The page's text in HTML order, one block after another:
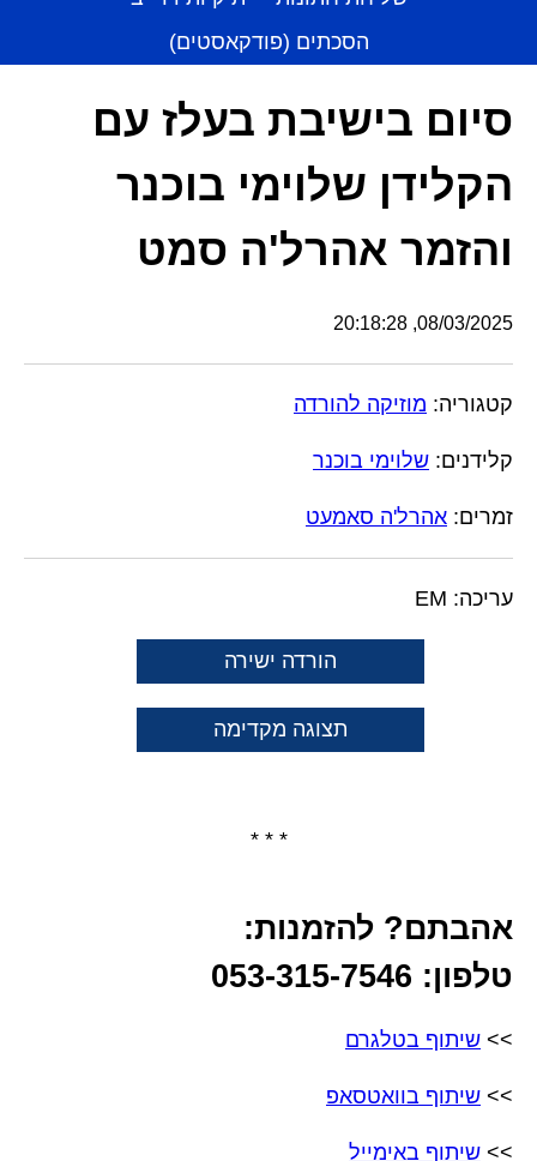
הסכתים (פודקאסטים)
סיום בישיבת בעלז עם
הקלידן שלוימי בוכנר
והזמר אהרל'ה סמט
08/03/2025, 20:18:28
קטגוריה: מוזיקה להורדה
קלידנים: שלוימי בוכנר
זמרים: אהרל'ה סאמעט
עריכה: EM
הורדה ישירה
תצוגה מקדימה
* * *
אהבתם? להזמנות:
טלפון: 053-315-7546
>> שיתוף בטלגרם
>> שיתוף בוואטסאפ
>> שיתוף באימייל